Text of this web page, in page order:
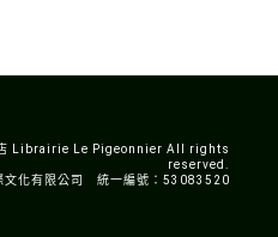
Librairie Le Pigeonnier All rights
reserved.
文化有限公司 統一編號：53083520